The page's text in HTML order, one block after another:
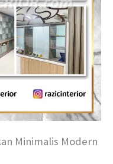
Minimalis Modern